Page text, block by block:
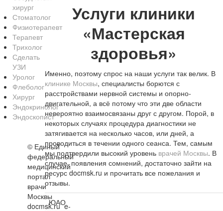
Услуги клиники
«Мастерская
здоровья»
Именно, поэтому спрос на наши услуги так велик. В
клинике Москвы, специалисты борются с
расстройствами нервной системы и опорно-
двигательной, а всё потому что эти две области
невероятно взаимосвязаны друг с другом. Порой, в
некоторых случаях процедура диагностики не
затягивается на несколько часов, или дней, а
проводиться в течении одного сеанса. Тем, самым
мы подтвердили высокий уровень врачей Москвы. В
случае, появления сомнений, достаточно зайти на
ресурс docmsk.ru и прочитать все пожелания и
отзывы.
ЮАО
хирург
Стоматолог
Физиотерапевт
Терапевт
Трихолог
Сделать
УЗИ
Уролог
Флеболог
Хирург
Эндокринолог
Эндоскопист
© Единый
федеральный
медицинский
портал
врачи
Москвы
docmsk.rue-